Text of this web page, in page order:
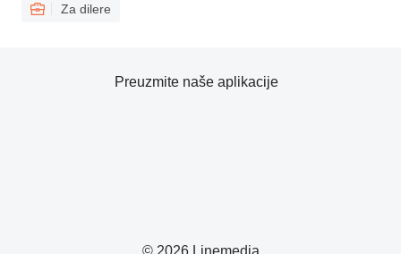
Za dilere
Preuzmite naše aplikacije